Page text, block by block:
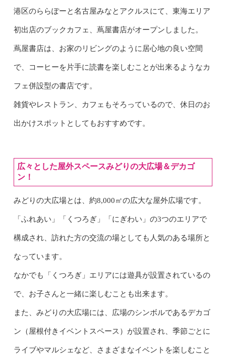
港区のららぽーと名古屋みなとアクルスにて、東海エリア
初出店のブックカフェ、蔦屋書店がオープンしました。
蔦屋書店は、お家のリビングのように居心地の良い空間
で、コーヒーを片手に読書を楽しむことが出来るようなカ
フェ併設型の書店です。
雑貨やレストラン、カフェもそろっているので、休日のお
出かけスポットとしてもおすすめです。
広々とした屋外スペースみどりの大広場＆デカゴ
ン！
みどりの大広場とは、約8,000㎡の広大な屋外広場です。
「ふれあい」「くつろぎ」「にぎわい」の3つのエリアで
構成され、訪れた方の交流の場としても人気のある場所と
なっています。
なかでも「くつろぎ」エリアには遊具が設置されているの
で、お子さんと一緒に楽しむことも出来ます。
また、みどりの大広場には、広場のシンボルであるデカゴ
ン（ 屋根付きイベントスペース） が設置され、季節ごとに
ライブやマルシェなど、さまざまなイベントを楽しむこと